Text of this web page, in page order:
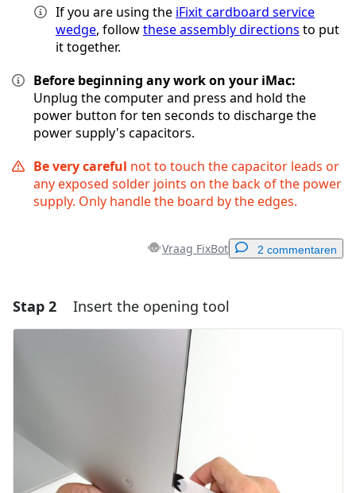
If you are using the iFixit cardboard service
wedge, followthese assembly directions to put
it together.
Before beginning any work on your iMac:
Unplug the computer and press and hold the
power button for ten seconds to discharge the
power supply's capacitors.
Be very careful not to touch the capacitor leads or
any exposed solder joints on the back of the power
supply. Only handle the board by the edges.
Vraag FixBot 2 commentaren
Voeg een opmerking toe
Annuleren
Stap 2 Insert the opening tool